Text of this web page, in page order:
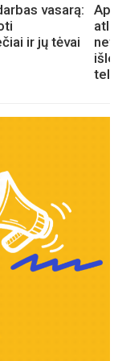
vasarą:
ir jų tėvai